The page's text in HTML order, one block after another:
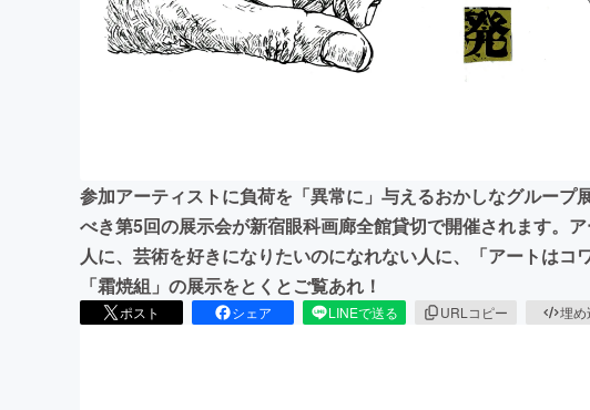
参加アーティストに負荷を「異常に」与えるおかしなグループ
べき第5回の展示会が新宿眼科画廊全館貸切で開催されます。
人に、芸術を好きになりたいのになれない人に、「アートはコ
「霜焼組」の展示をとくとご覧あれ！
ポスト シェア LINEで送る URLコピー 埋め